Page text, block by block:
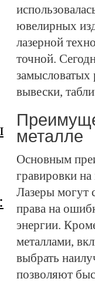
ювелирных
лазерной
точной.
замысловатых
вывески,
металле
Основным
гравировки на
Лазеры могут
права на
энергии.
металлами,
выбрать
позволяют